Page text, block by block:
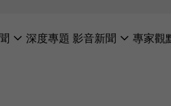
深度專題 影音新聞 專家觀